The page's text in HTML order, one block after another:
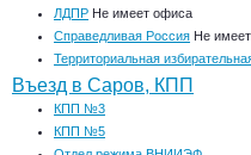
ЛДПР Не имеет офиса
Справедливая Россия Не
Территориальная
Въезд в Саров, КПП
КПП №3
КПП №5